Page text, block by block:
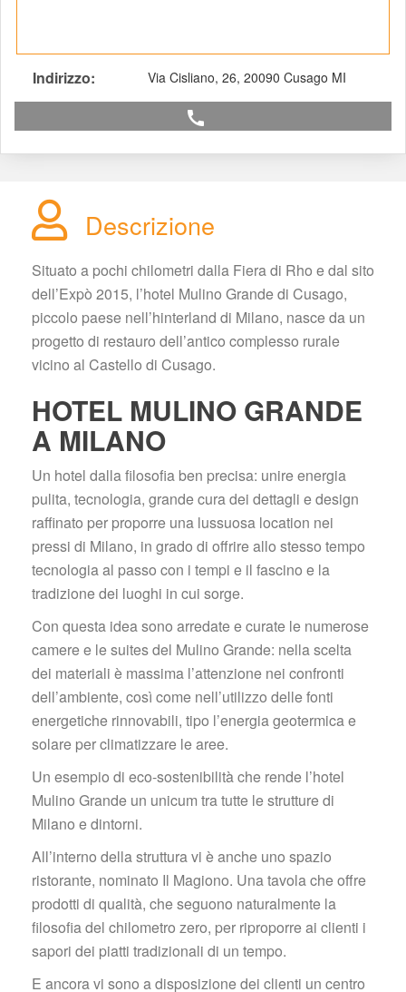
Indirizzo: Via Cisliano, 26, 20090 Cusago MI
call
Descrizione
Situato a pochi chilometri dalla Fiera di Rho e dal sito
dell’Expò 2015, l’hotel Mulino Grande di Cusago,
piccolo paese nell’hinterland di Milano, nasce da un
progetto di restauro dell’antico complesso rurale
vicino al Castello di Cusago.
HOTEL MULINO GRANDE
A MILANO
Un hotel dalla filosofia ben precisa: unire energia
pulita, tecnologia, grande cura dei dettagli e design
raffinato per proporre una lussuosa location nei
pressi di Milano, in grado di offrire allo stesso tempo
tecnologia al passo con i tempi e il fascino e la
tradizione dei luoghi in cui sorge.
Con questa idea sono arredate e curate le numerose
camere e le suites del Mulino Grande: nella scelta
dei materiali è massima l’attenzione nei confronti
dell’ambiente, così come nell’utilizzo delle fonti
energetiche rinnovabili, tipo l’energia geotermica e
olare per climatizzare le aree.
Un esempio di eco-sostenibilità che rende l’hotel
Mulino Grande un unicum tra tutte le strutture di
Milano e dintorni.
All’interno della struttura vi è anche uno spazio
ristorante, nominato Il Magiono. Una tavola che offre
prodotti di qualità, che seguono naturalmente la
filosofia del chilometro zero, per riproporre ai clienti i
apori dei piatti tradizionali di un tempo.
E ancora vi sono a disposizione dei clienti un centro